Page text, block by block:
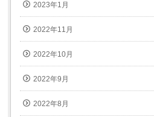
2023年1月
2022年11月
2022年10月
2022年9月
2022年8月